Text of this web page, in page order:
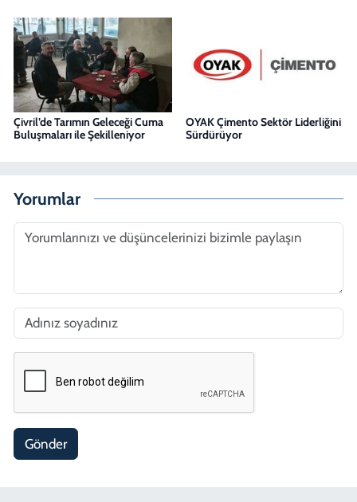
Çivril’de Tarımın Geleceği Cuma
Buluşmaları ile Şekilleniyor
OYAK Çimento Sektör Liderliğini
Sürdürüyor
Yorumlar
Gönder